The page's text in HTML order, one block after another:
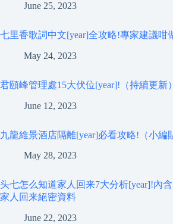
June 25, 2023
七里香歌詞中文[year]全攻略!專家建議咁
May 24, 2023
君頤峰管理處15大伏位[year]!（持續更新）
June 12, 2023
九龍維景酒店隔離[year]必看攻略!（小編
May 28, 2023
头七怎么知道家人回来7大分析[year]!內
家人回来絕密資料
June 22, 2023